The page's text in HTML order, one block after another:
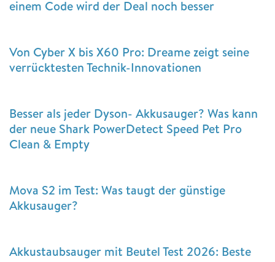
einem Code wird der Deal noch besser
Von Cyber X bis X60 Pro: Dreame zeigt seine
verrücktesten Technik-Innovationen
Besser als jeder Dyson- Akkusauger? Was kann
der neue Shark PowerDetect Speed Pet Pro
Clean & Empty
Mova S2 im Test: Was taugt der günstige
Akkusauger?
Akkustaubsauger mit Beutel Test 2026: Beste